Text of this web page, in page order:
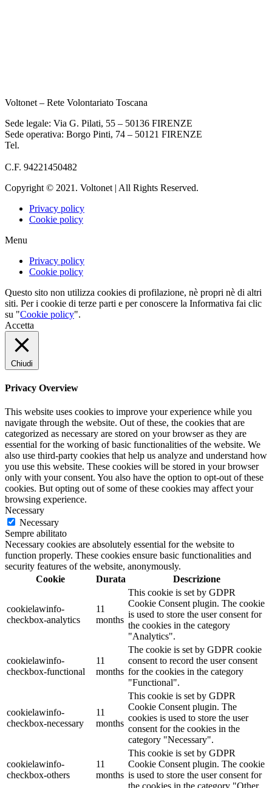
Voltonet – Rete Volontariato Toscana
Sede legale: Via G. Pilati, 55 – 50136 FIRENZE
Sede operativa: Borgo Pinti, 74 – 50121 FIRENZE
Tel.
C.F. 94221450482
Copyright © 2021. Voltonet | All Rights Reserved.
Privacy policy
Cookie policy
Menu
Privacy policy
Cookie policy
Questo sito non utilizza cookies di profilazione, nè propri nè di altri
siti. Per i cookie di terze parti e per conoscere la Informativa fai clic
su "Cookie policy".
Accetta
Chiudi
Privacy Overview
This website uses cookies to improve your experience while you
navigate through the website. Out of these, the cookies that are
categorized as necessary are stored on your browser as they are
essential for the working of basic functionalities of the website. We
also use third-party cookies that help us analyze and understand how
you use this website. These cookies will be stored in your browser
only with your consent. You also have the option to opt-out of these
cookies. But opting out of some of these cookies may affect your
browsing experience.
Necessary
Necessary
Sempre abilitato
Necessary cookies are absolutely essential for the website to
function properly. These cookies ensure basic functionalities and
security features of the website, anonymously.
Cookie
Durata Descrizione
cookielawinfo-
checkbox-analytics
11
months
This cookie is set by GDPR
Cookie Consent plugin. The cookie
is used to store the user consent for
the cookies in the category
"Analytics".
cookielawinfo-
checkbox-functional
11
months
The cookie is set by GDPR cookie
consent to record the user consent
for the cookies in the category
"Functional".
cookielawinfo-
checkbox-necessary
11
months
This cookie is set by GDPR
Cookie Consent plugin. The
cookies is used to store the user
consent for the cookies in the
category "Necessary".
cookielawinfo-
checkbox-others
11
months
This cookie is set by GDPR
Cookie Consent plugin. The cookie
is used to store the user consent for
the cookies in the category "Other.